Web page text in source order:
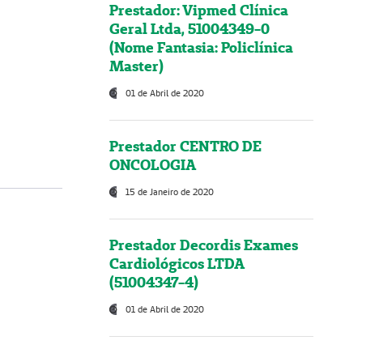
Prestador: Vipmed Clínica
Geral Ltda, 51004349-0
(Nome Fantasia: Policlínica
Master)
01 de Abril de 2020
Prestador CENTRO DE
ONCOLOGIA
15 de Janeiro de 2020
Prestador Decordis Exames
Cardiológicos LTDA
(51004347-4)
01 de Abril de 2020